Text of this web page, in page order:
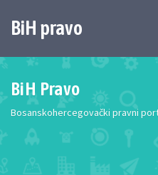
BiH pravo
BiH Pravo
Bosanskohercegovački pravni